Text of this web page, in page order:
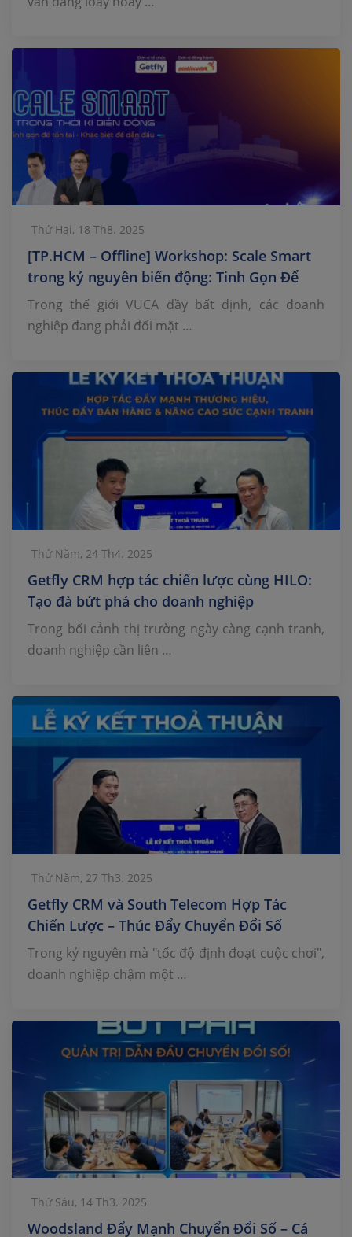
Thứ Hai, 18 Th8. 2025
[TP.HCM – Offline] Workshop: Scale Smart
trong kỷ nguyên biến động: Tinh Gọn Để
Tồn Tại – Khác Biệt Để Dẫn Đầu
Trong thế giới VUCA đầy bất định, các doanh
nghiệp đang phải đối mặt …
Thứ Năm, 24 Th4. 2025
Getfly CRM hợp tác chiến lược cùng HILO:
Tạo đà bứt phá cho doanh nghiệp
Trong bối cảnh thị trường ngày càng cạnh tranh,
doanh nghiệp cần liên …
Thứ Năm, 27 Th3. 2025
Getfly CRM và South Telecom Hợp Tác
Chiến Lược – Thúc Đẩy Chuyển Đổi Số
Doanh Nghiệp
Trong kỷ nguyên mà "tốc độ định đoạt cuộc chơi",
doanh nghiệp chậm một …
Thứ Sáu, 14 Th3. 2025
Woodsland Đẩy Mạnh Chuyển Đổi Số – Cá